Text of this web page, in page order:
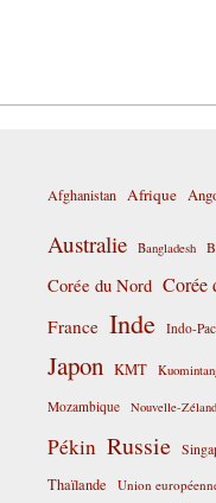
Afghanistan Afrique
Australie Bangladesh
Corée du Nord Corée
France Inde Indo-
Japon KMT
Mozambique Nouvelle-
Pékin Russie
Thaïlande Union